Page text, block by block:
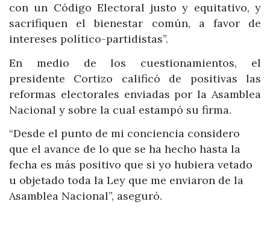
con un Código Electoral justo y equitativo, y
sacrifiquen el bienestar común, a favor de
intereses político-partidistas”.
En medio de los cuestionamientos, el
presidente Cortizo calificó de positivas las
reformas electorales enviadas por la Asamblea
Nacional y sobre la cual estampó su firma.
“Desde el punto de mi conciencia considero
que el avance de lo que se ha hecho hasta la
fecha es más positivo que si yo hubiera vetado
u objetado toda la Ley que me enviaron de la
Asamblea Nacional”, aseguró.